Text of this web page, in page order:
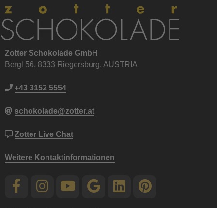
Zotter Schokolade GmbH
Bergl 56, 8333 Riegersburg, AUSTRIA
+43 3152 5554
schokolade@zotter.at
Zotter Live Chat
Weitere Kontaktinformationen